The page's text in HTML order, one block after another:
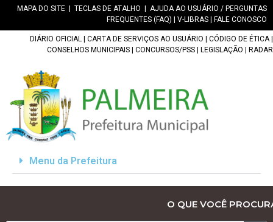
MAPA DO SITE TECLAS DE ATALHO
AJUDA AO USUÁRIO / PERGUNTAS
FREQUENTES (FAQ)
V-LIBRAS FALE CONOSCO
DIÁRIO OFICIAL CARTA DE SERVIÇOS AO USUÁRIO CÓDIGO DE ÉTICA|
CONSELHOS MUNICIPAIS
CONCURSOS/PSS LEGISLAÇÃO RADAR
Menu da Prefeitura
O QUE VOCÊ